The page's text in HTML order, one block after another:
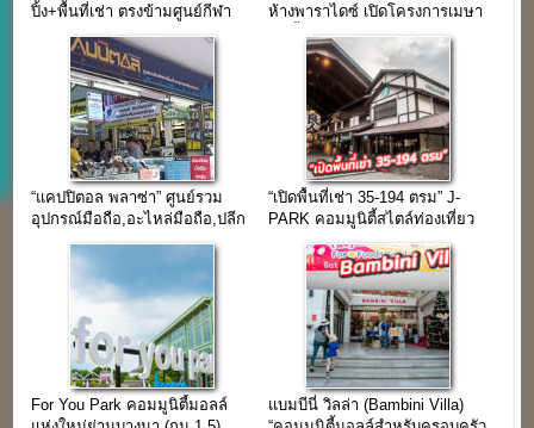
ปิ้ง+พื้นที่เช่า ตรงข้ามศูนย์กีฬา
ห้างพาราไดซ์ เปิดโครงการเมษา
“แคปปิตอล พลาซ่า” ศูนย์รวม
อุปกรณ์มือถือ,อะไหล่มือถือ,ปลีก
และส่ง ใจกลางย่านคลองถม
เสือป่า
“เปิดพื้นที่เช่า 35-194 ตรม” J-
PARK คอมมูนิตี้สไตล์ท่องเที่ยว
For You Park คอมมูนิตี้มอลล์
แบมบีนี่ วิลล่า (Bambini Villa)